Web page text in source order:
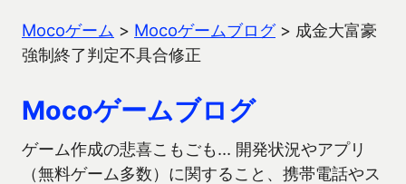
Mocoゲーム > Mocoゲームブログ> 成金大富豪
強制終了判定不具合修正
Mocoゲームブログ
ゲーム作成の悲喜こもごも… 開発状況やアプリ
（無料ゲーム多数）に関すること、携帯電話やス